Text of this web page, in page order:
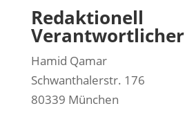
Redaktionell
Verantwortlicher
Hamid Qamar
Schwanthalerstr. 176
80339 München